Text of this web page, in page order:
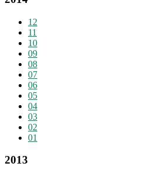
12
11
10
09
08
07
06
05
04
03
02
01
2013